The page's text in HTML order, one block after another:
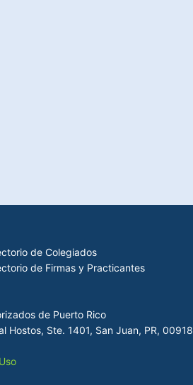
de Colegiados
de Firmas y Practicantes
de Puerto Rico
Hostos, Ste. 1401, San Juan, PR, 00918